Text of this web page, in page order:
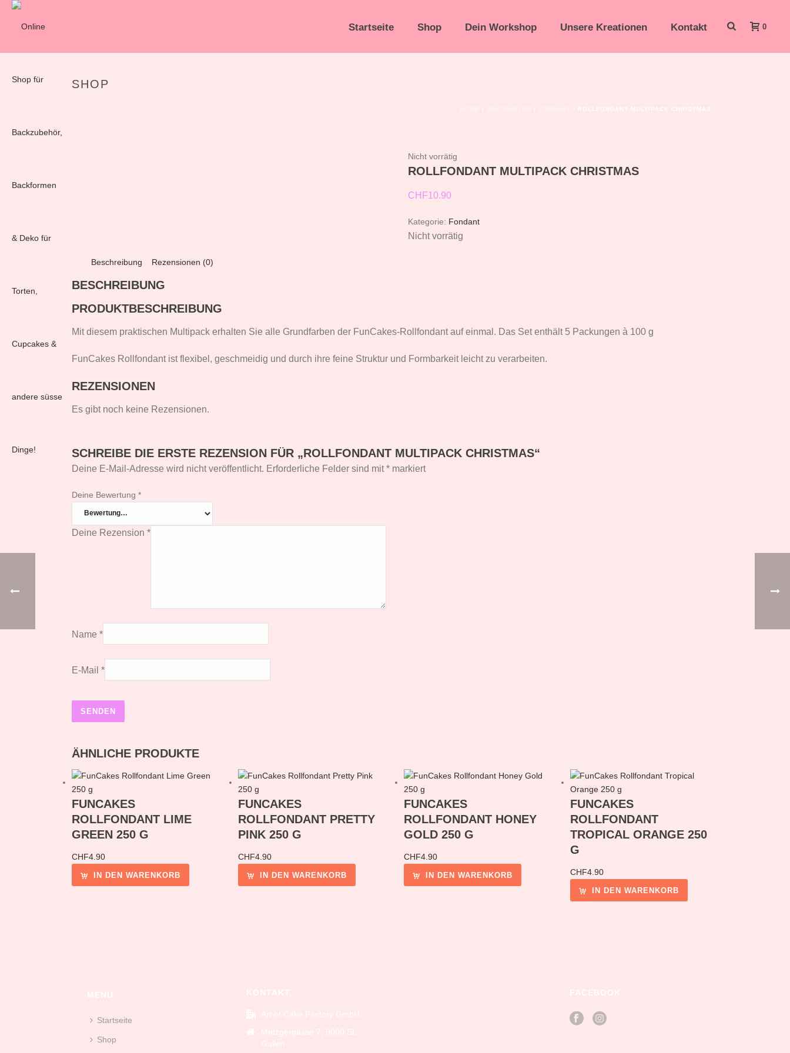
Startseite Shop Dein Workshop Unsere Kreationen Kontakt 0
SHOP
Nicht vorrätig
ROLLFONDANT MULTIPACK CHRISTMAS
CHF10.90
Kategorie: Fondant
Nicht vorrätig
Beschreibung Rezensionen (0)
BESCHREIBUNG
PRODUKTBESCHREIBUNG
Mit diesem praktischen Multipack erhalten Sie alle Grundfarben der FunCakes-Rollfondant auf einmal. Das Set enthält 5 Packungen à 100 g
FunCakes Rollfondant ist flexibel, geschmeidig und durch ihre feine Struktur und Formbarkeit leicht zu verarbeiten.
REZENSIONEN
Es gibt noch keine Rezensionen.
SCHREIBE DIE ERSTE REZENSION FÜR „ROLLFONDANT MULTIPACK CHRISTMAS“
Deine E-Mail-Adresse wird nicht veröffentlicht. Erforderliche Felder sind mit* markiert
Deine Bewertung *
Deine Rezension *
Name *
E-Mail *
ÄHNLICHE PRODUKTE
FUNCAKES
ROLLFONDANT LIME
GREEN 250 G
CHF4.90
IN DEN WARENKORB
FUNCAKES
ROLLFONDANT PRETTY
PINK 250 G
CHF4.90
IN DEN WARENKORB
FUNCAKES
ROLLFONDANT HONEY
GOLD 250 G
CHF4.90
IN DEN WARENKORB
FUNCAKES
ROLLFONDANT
TROPICAL ORANGE 250
G
CHF4.90
IN DEN WARENKORB
Startseite
Shop